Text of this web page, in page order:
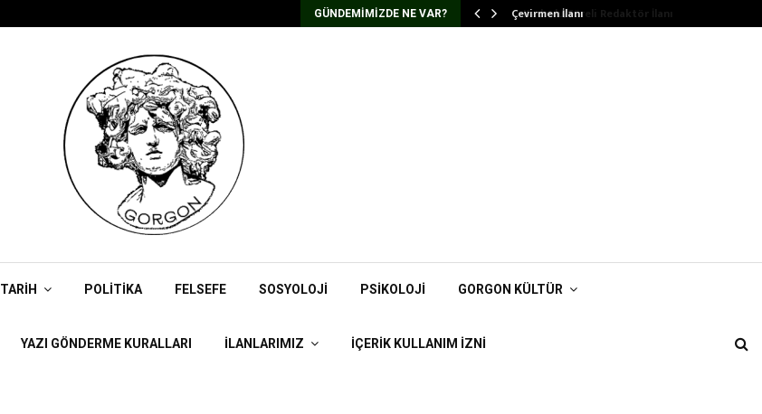
GÜNDEMIMIZDE NE VAR? Çevirmen İlanı
TARIH POLITIKA FELSEFE SOSYOLOJI PSIKOLOJI GORGON KÜLTÜR
YAZI GÖNDERME KURALLARI İLANLARIMIZ İÇERIK KULLANIM İZNI